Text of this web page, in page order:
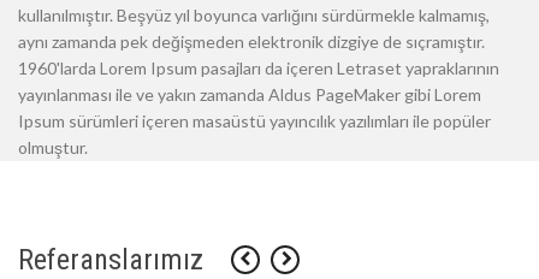
kullanılmıştır. Beşyüz yıl boyunca varlığını sürdürmekle kalmamış,
aynı zamanda pek değişmeden elektronik dizgiye de sıçramıştır.
1960'larda Lorem Ipsum pasajları da içeren Letraset yapraklarının
yayınlanması ile ve yakın zamanda Aldus PageMaker gibi Lorem
Ipsum sürümleri içeren masaüstü yayıncılık yazılımları ile popüler
olmuştur.
Referanslarımız